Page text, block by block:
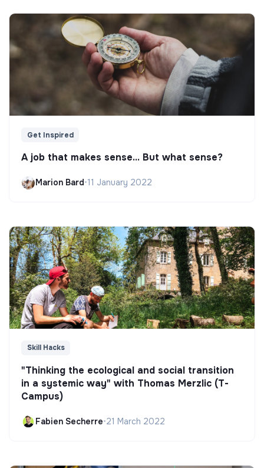
Get Inspired
A job that makes sense... But what sense?
Marion Bard•11 January 2022
Skill Hacks
"Thinking the ecological and social transition
in a systemic way" with Thomas Merzlic (T-
Campus)
Fabien Secherre•21 March 2022